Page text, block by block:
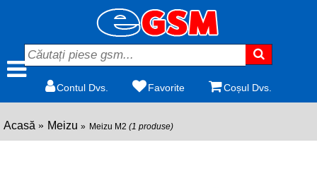
Contul Dvs. Favorite Coșul Dvs.
Acasă Meizu Meizu M2 (1 produse)